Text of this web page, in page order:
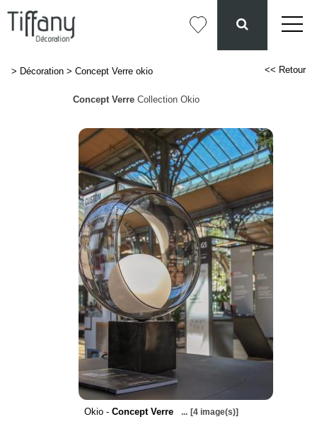
> Décoration > Concept Verre okio << Retour
Concept VerreCollection Okio
Okio - Concept Verre ... [4 image(s)]